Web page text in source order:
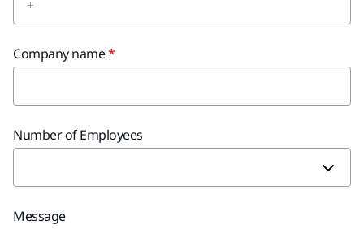
Company name
Number of Employees
Message